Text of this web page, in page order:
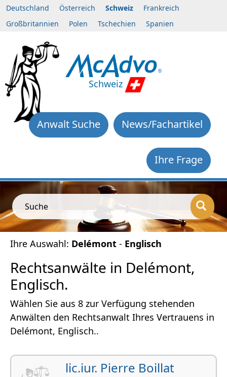
Deutschland Österreich Schweiz
Frankreich
Großbritannien
Polen Tschechien Spanien
Schweiz
News/Fachartikel
Anwalt Suche
Ihre Frage
Suche
Ihre Auswahl: Delémont - Englisch
Rechtsanwälte in Delémont,
Englisch.
Wählen Sie aus 8 zur Verfügung stehenden
Anwälten den Rechtsanwalt Ihres Vertrauens in
Delémont, Englisch..
lic.iur. Pierre Boillat